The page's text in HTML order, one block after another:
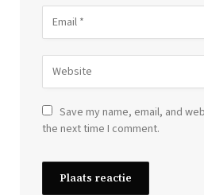
Save my name, email, and
the next time I comment.